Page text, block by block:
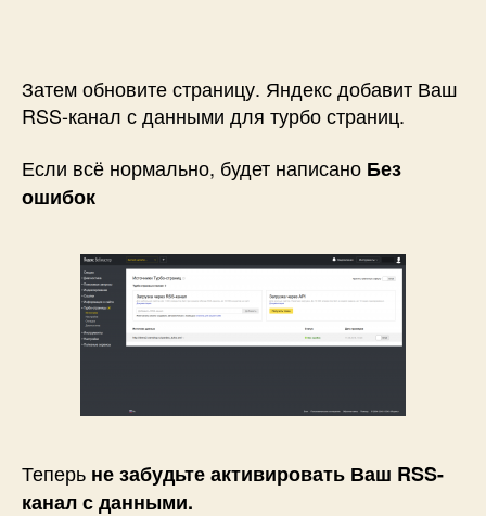
Затем обновите страницу. Яндекс добавит Ваш
RSS-канал с данными для турбо страниц.
Если всё нормально, будет написано Без
ошибок
Теперь не забудьте активировать Ваш RSS-
канал с данными.